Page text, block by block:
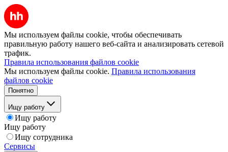
Мы используем файлы cookie, чтобы обеспечивать
правильную работу нашего веб-сайта и анализировать сетевой
трафик.
Правила использования файлов cookie
Мы используем файлы cookie. Правила использования
файлов cookie
Понятно
Ищу работу
Ищу работу
Ищу работу
Ищу сотрудника
Сервисы